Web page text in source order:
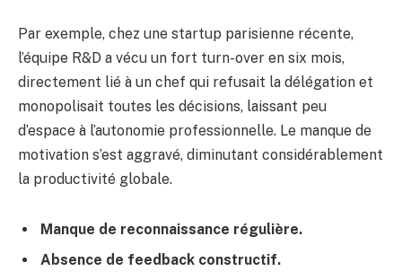
Par exemple, chez une startup parisienne récente,
l’équipe R&D a vécu un fort turn-over en six mois,
directement lié à un chef qui refusait la délégation et
monopolisait toutes les décisions, laissant peu
d’espace à l’autonomie professionnelle. Le manque de
motivation s’est aggravé, diminutant considérablement
la productivité globale.
Manque de reconnaissance régulière.
Absence de feedback constructif.